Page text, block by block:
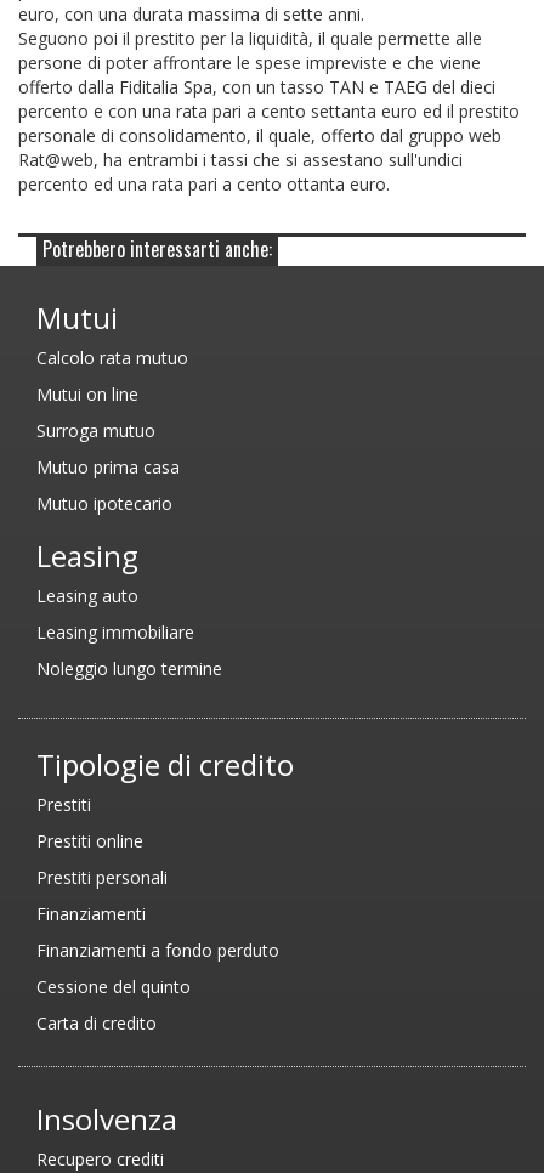
euro, con una durata massima di sette anni.
Seguono poi il prestito per la liquidità, il quale permette alle
persone di poter affrontare le spese impreviste e che viene
offerto dalla Fiditalia Spa, con un tasso TAN e TAEG del dieci
percento e con una rata pari a cento settanta euro ed il prestito
personale di consolidamento, il quale, offerto dal gruppo web
Rat@web, ha entrambi i tassi che si assestano sull'undici
percento ed una rata pari a cento ottanta euro.
Potrebbero interessarti anche:
Mutui
Calcolo rata mutuo
Mutui on line
Surroga mutuo
Mutuo prima casa
Mutuo ipotecario
Leasing
Leasing auto
Leasing immobiliare
Noleggio lungo termine
Tipologie di credito
Prestiti
Prestiti online
Prestiti personali
Finanziamenti
Finanziamenti a fondo perduto
Cessione del quinto
Carta di credito
Insolvenza
Recupero crediti